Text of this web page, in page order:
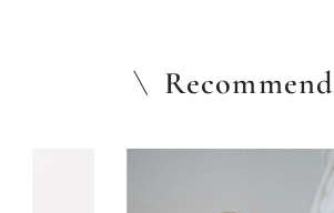
Recommend